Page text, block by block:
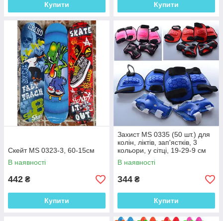
Купити Купити
Скейт MS 0323-3, 60-15см
В наявності
442 ₴
Купити
Захист MS 0335 (50 шт.) для
колін, ліктів, зап'ястків, 3
кольори, у сітці, 19-29-9 см
В наявності
344 ₴
Купити